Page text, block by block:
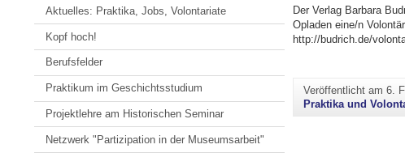
Aktuelles: Praktika, Jobs, Volontariate
Kopf hoch!
Berufsfelder
Praktikum im Geschichtsstudium
Projektlehre am Historischen Seminar
Netzwerk "Partizipation in der Museumsarbeit"
Der Verlag Barbara
Opladen eine/n
http://budrich.de/
Veröffentlicht am6.
Praktika und